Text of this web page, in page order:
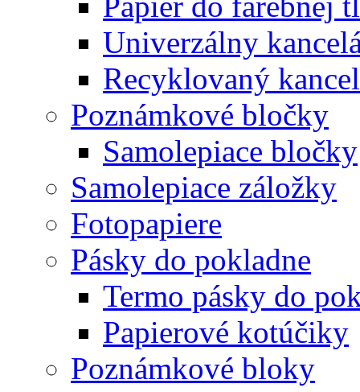
Univerzálny
Recyklovaný
Poznámkové bločky
Samolepiace bločky
Samolepiace záložky
Fotopapiere
Pásky do pokladne
Termo pásky do
Papierové kotúčiky
Poznámkové bloky